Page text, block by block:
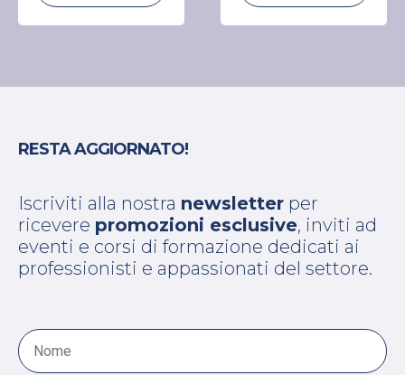
RESTA AGGIORNATO!
Iscriviti alla nostra newsletter per
ricevere promozioni esclusive, inviti ad
eventi e corsi di formazione dedicati ai
professionisti e appassionati del settore.